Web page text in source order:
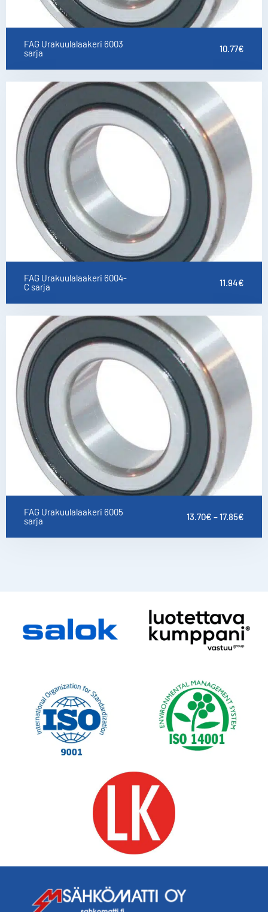
FAG Urakuulalaakeri 6003
sarja
10.77€
FAG Urakuulalaakeri 6004-
C sarja
11.94€
FAG Urakuulalaakeri 6005
sarja
13.70€ –17.85€